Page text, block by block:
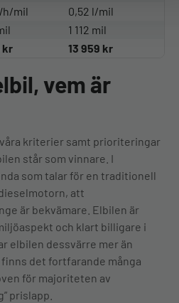
mil
0,52 l/mil
1 112 mil
kr 13 959 kr
vem är
kriterier samt prioriteringar
står som vinnare. I
som talar för en traditionell
att
är bekvämare. Elbilen är
och klart billigare i
elbilen dessvärre mer än
det fortfarande många
för majoriteten av
prislapp.